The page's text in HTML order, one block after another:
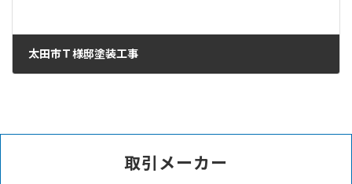
太田市Ｔ様邸塗装工事
取引メーカー